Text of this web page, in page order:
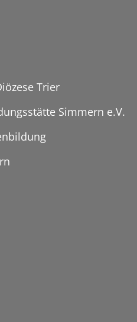
Trier
Simmern e.V.